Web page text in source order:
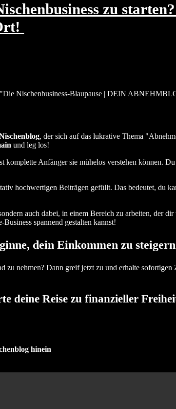
zu
Nischenbusiness-Blaupause | DEIN
, der sich auf das lukrative Thema
und leg los!
komplette Anfänger sie mühelos verstehen können.
hochwertigen Beiträgen gefüllt. Das bedeutet, du
auch dabei, in einem Bereich zu arbeiten, der
spannend gestalten kannst!
dein Einkommen zu
zu nehmen? Dann greif jetzt zu und erhalte
deine Reise zu finanzieller
hinein